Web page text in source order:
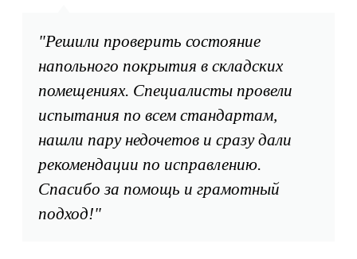
"Решили проверить состояние
напольного покрытия в складских
помещениях. Специалисты провели
испытания по всем стандартам,
нашли пару недочетов и сразу дали
рекомендации по исправлению.
Спасибо за помощь и грамотный
подход!"